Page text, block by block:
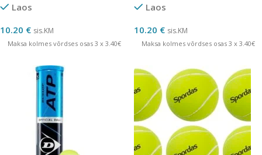
Laos
10.20 € sis.KM
Maksa kolmes võrdses osas 3 x 3.40€
Laos
10.20 € sis.KM
Maksa kolmes võrdses osas 3 x 3.40€